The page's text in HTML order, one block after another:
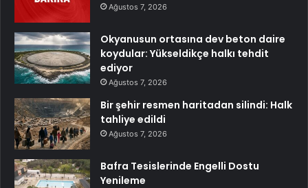
Ağustos 7, 2026
Okyanusun ortasına dev beton daire
koydular: Yükseldikçe halkı tehdit
ediyor
Ağustos 7, 2026
Bir şehir resmen haritadan silindi: Halk
tahliye edildi
Ağustos 7, 2026
Bafra Tesislerinde Engelli Dostu
Yenileme